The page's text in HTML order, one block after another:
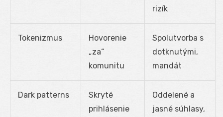
rizík
Tokenizmus
Hovorenie
„za“
komunitu
Spolutvorba s
dotknutými,
mandát
Dark patterns
Skryté
prihlásenie
Oddelené a
jasné súhlasy,